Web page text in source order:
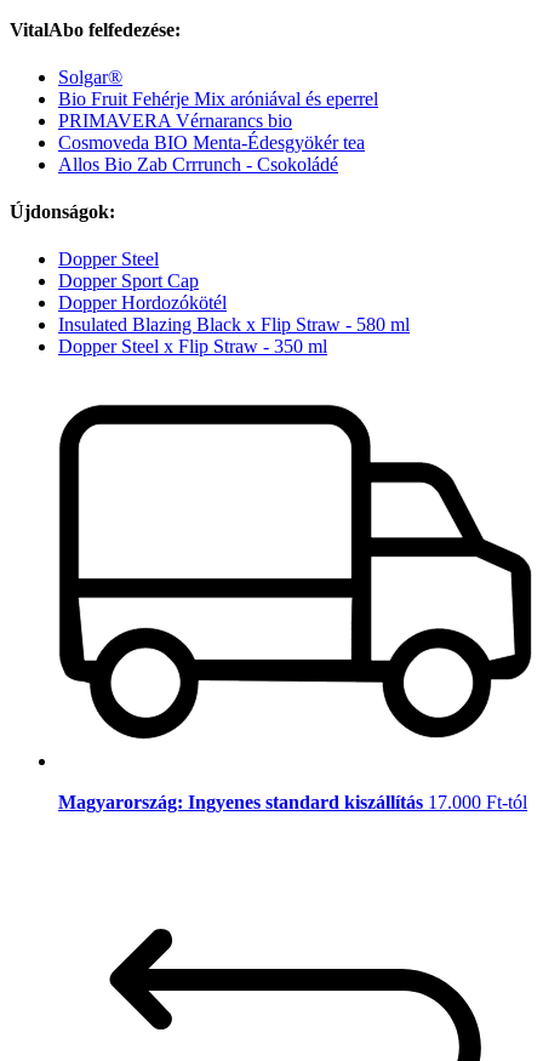
VitalAbo felfedezése:
Solgar®
Bio Fruit Fehérje Mix aróniával és eperrel
PRIMAVERA Vérnarancs bio
Cosmoveda BIO Menta-Édesgyökér tea
Allos Bio Zab Crrrunch - Csokoládé
Újdonságok:
Dopper Steel
Dopper Sport Cap
Dopper Hordozókötél
Insulated Blazing Black x Flip Straw - 580 ml
Dopper Steel x Flip Straw - 350 ml
Magyarország: Ingyenes standard kiszállítás 17.000 Ft-tól